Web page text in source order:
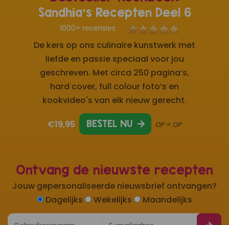
Ontvang de nieuwste recepten
Jouw gepersonaliseerde nieuwsbrief ontvangen?
Dagelijks
Wekelijks Maandelijks
Sandhia's Recepten Deel 6
1000+ recensies
De kers op ons culinaire kunstwerk met
liefde en passie speciaal voor jou
geschreven. Met circa 250 pagina’s,
hard cover, full colour foto’s en
kookvideo's van elk nieuw gerecht.
€19,95 BESTEL NU OP = OP